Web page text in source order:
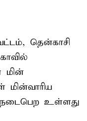
தென்காசி
மின்
மின்வாரிய
நடைபெற உள்ளது